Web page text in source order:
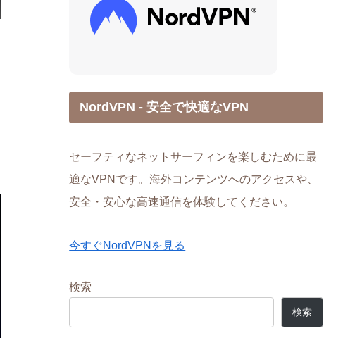
NordVPN - 安全で快適なVPN
セーフティなネットサーフィンを楽しむために最
適なVPNです。海外コンテンツへのアクセスや、
安全・安心な高速通信を体験してください。
今すぐNordVPNを見る
検索
検索